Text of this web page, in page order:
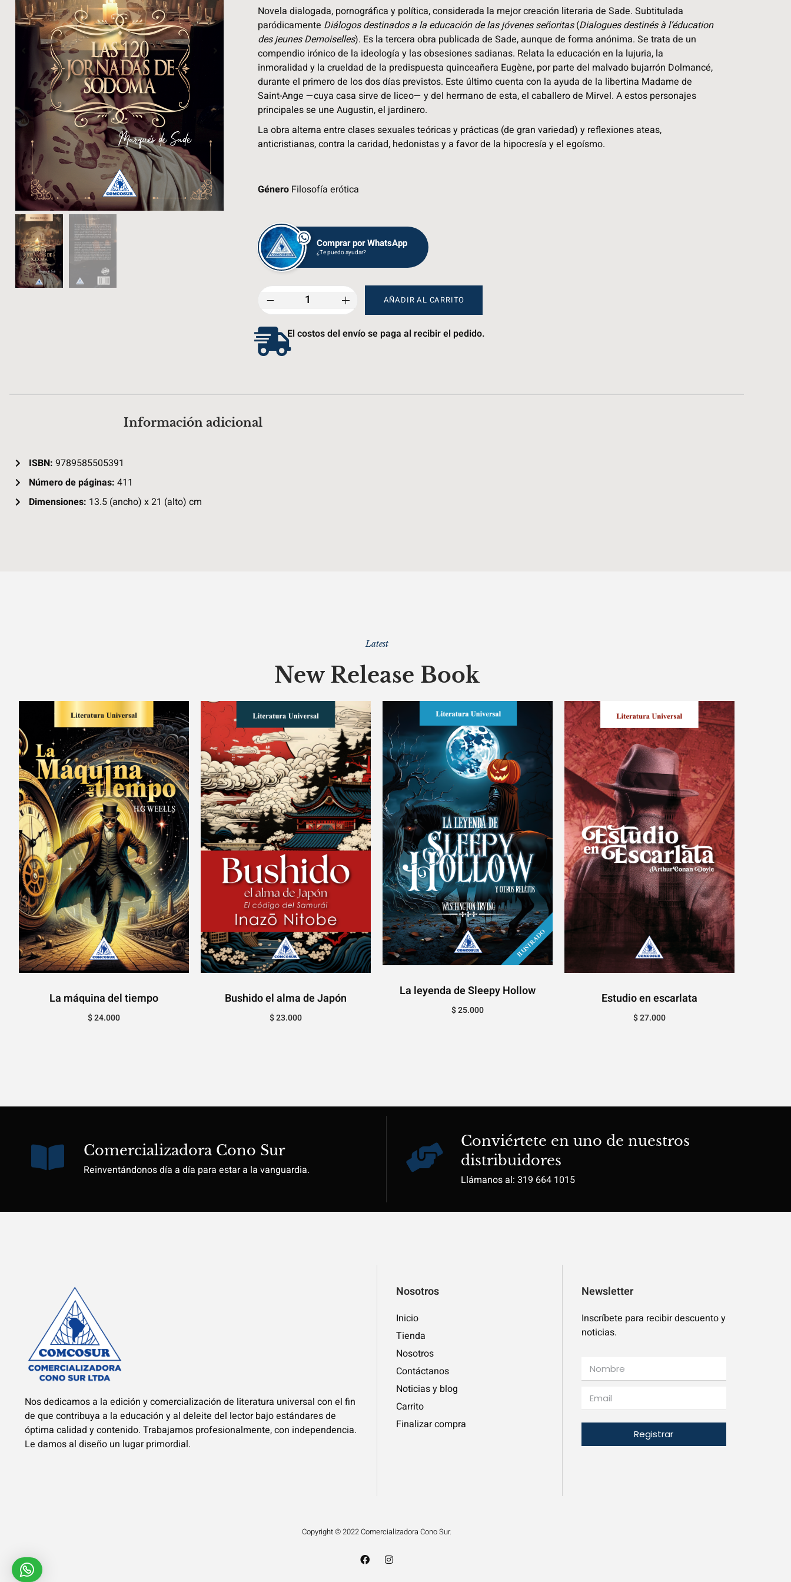
Novela dialogada, pornográfica y política, considerada la mejor creación literaria de Sade. Subtitulada
paródicamente Diálogos destinados a la educación de las jóvenes señoritas(Dialogues destinés à l’éducation
des jeunes Demoiselles). Es la tercera obra publicada de Sade, aunque de forma anónima. Se trata de un
compendio irónico de la ideología y las obsesiones sadianas. Relata la educación en la lujuria, la
inmoralidad y la crueldad de la predispuesta quinceañera Eugène, por parte del malvado bujarrón Dolmancé,
durante el primero de los dos días previstos. Este último cuenta con la ayuda de la libertina Madame de
Saint-Ange —cuya casa sirve de liceo— y del hermano de esta, el caballero de Mirvel. A estos personajes
principales se une Augustin, el jardinero.
La obra alterna entre clases sexuales teóricas y prácticas (de gran variedad) y reflexiones ateas,
anticristianas, contra la caridad, hedonistas y a favor de la hipocresía y el egoísmo.
Género Filosofía erótica
Comprar por WhatsApp
¿Te puedo ayudar?
AÑADIR AL CARRITO
El costos del envío se paga al recibir el pedido.
Información adicional
ISBN: 9789585505391
Número de páginas: 411
Dimensiones: 13.5 (ancho) x 21 (alto) cm
Latest
New Release Book
La máquina del tiempo
$24.000
Bushido el alma de Japón
$23.000
La leyenda de Sleepy Hollow
$25.000
Estudio en escarlata
$27.000
Comercializadora Cono Sur
Reinventándonos día a día para estar a la vanguardia.
Conviértete en uno de nuestros
distribuidores
Llámanos al: 319 664 1015
Nos dedicamos a la edición y comercialización de literatura universal con el fin
de que contribuya a la educación y al deleite del lector bajo estándares de
óptima calidad y contenido. Trabajamos profesionalmente, con independencia.
Le damos al diseño un lugar primordial.
Nosotros
Inicio
Tienda
Nosotros
Contáctanos
Noticias y blog
Carrito
Finalizar compra
Newsletter
Inscríbete para recibir descuento y
noticias.
Registrar
Copyright © 2022 Comercializadora Cono Sur.